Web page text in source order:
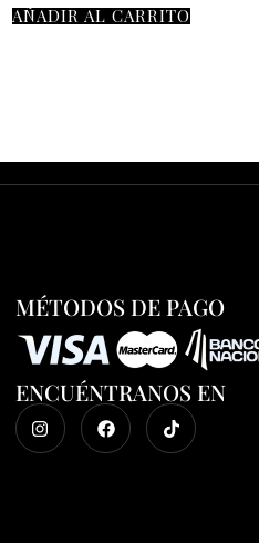
AÑADIR AL CARRITO
MÉTODOS DE PAGO
ENCUÉNTRANOS EN